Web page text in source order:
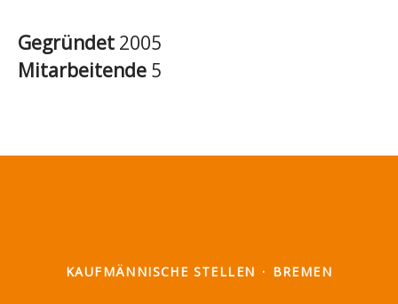
Gegründet 2005
Mitarbeitende 5
KAUFMÄNNISCHE STELLEN · BREMEN